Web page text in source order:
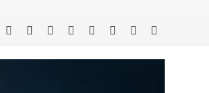
RSS Facebook LinkedinYouTubeConnexionArticle Aléatoire